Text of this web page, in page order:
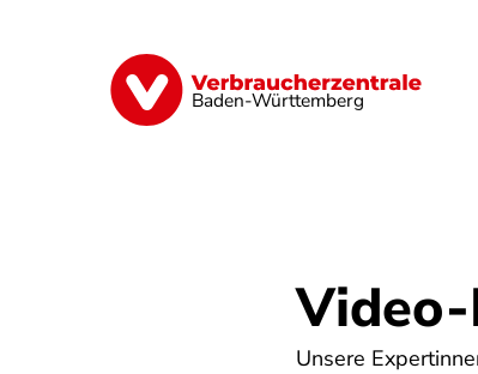
Baden-Württemberg
Geld & Versicherungen Digitales
Unsere